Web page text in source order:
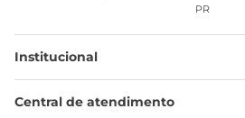
PR
Institucional
Minha Conta
Meus pedidos
Central de atendimento